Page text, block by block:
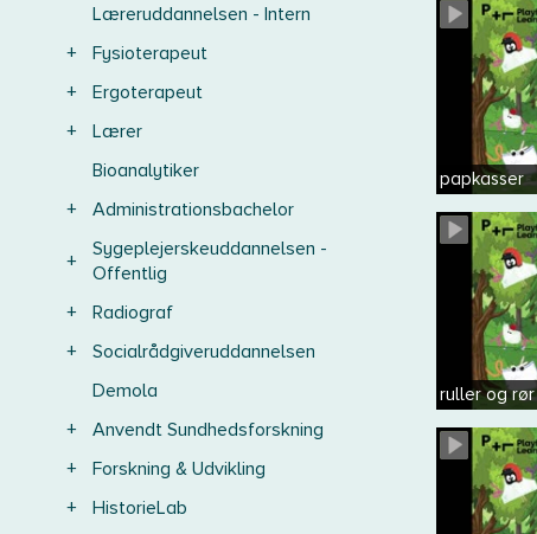
Læreruddannelsen - Intern
+
Fysioterapeut
+
Ergoterapeut
+
Lærer
Bioanalytiker
+
Administrationsbachelor
+
Sygeplejerskeuddannelsen -
Offentlig
+
Radiograf
+
Socialrådgiveruddannelsen
Demola
+
Anvendt Sundhedsforskning
+
Forskning & Udvikling
+
HistorieLab
papkasser
ruller og rør